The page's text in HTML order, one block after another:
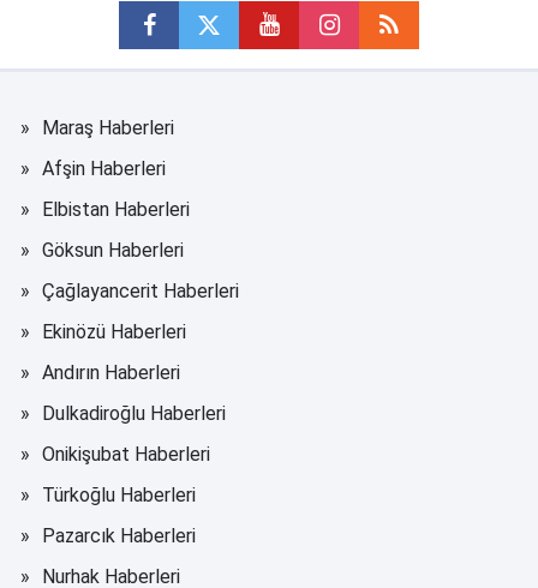
Maraş Haberleri
Afşin Haberleri
Elbistan Haberleri
Göksun Haberleri
Çağlayancerit Haberleri
Ekinözü Haberleri
Andırın Haberleri
Dulkadiroğlu Haberleri
Onikişubat Haberleri
Türkoğlu Haberleri
Pazarcık Haberleri
Nurhak Haberleri